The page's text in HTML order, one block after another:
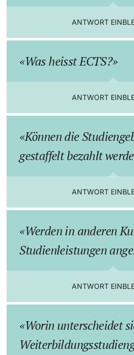
weitere Informationen
ANTWORT
Was heisst ECTS?
ANTWORT
Können die
gestaffelt bezahlt
ANTWORT
Werden in anderen
Studienleistungen
ANTWORT
Worin unterscheidet